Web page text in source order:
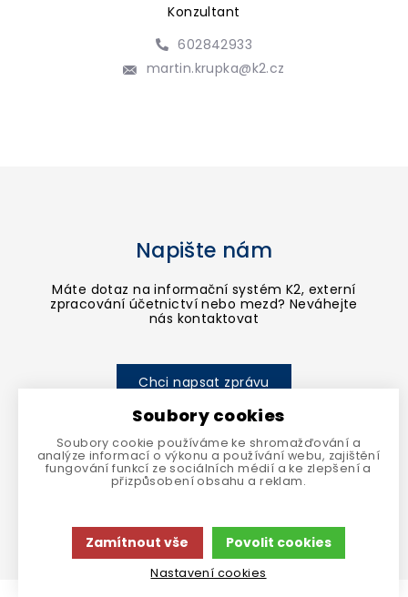
Konzultant
602842933
martin.krupka@k2.cz
Napište nám
Máte dotaz na informační systém K2, externí
zpracování účetnictví nebo mezd? Neváhejte
nás kontaktovat
Chci napsat zprávu
Soubory cookies
Soubory cookie používáme ke shromažďování a
analýze informací o výkonu a používání webu, zajištění
fungování funkcí ze sociálních médií a ke zlepšení a
přizpůsobení obsahu a reklam.
Zamítnout vše Povolit cookies
Nastavení cookies